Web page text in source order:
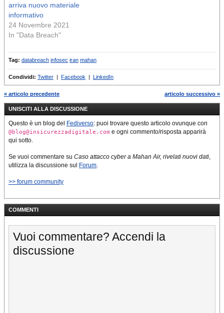
arriva nuovo materiale
informativo
24 Novembre 2021
In "Data Breach"
Tag: databreach infosec iran mahan
Condividi: Twitter | Facebook | LinkedIn
« articolo precedente articolo successivo »
UNISCITI ALLA DISCUSSIONE
Questo è un blog del Fediverso: puoi trovare questo articolo ovunque con
@blog@insicurezzadigitale.com e ogni commento/risposta apparirà
qui sotto.
Se vuoi commentare su Caso attacco cyber a Mahan Air, rivelati nuovi dati,
utilizza la discussione sul
Forum.
>> forum community
COMMENTI
Vuoi commentare? Accendi la
discussione